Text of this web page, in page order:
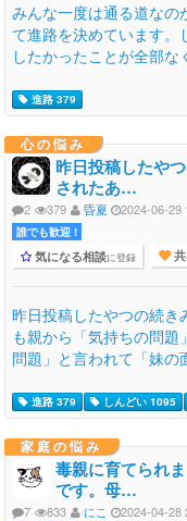
みんな一度は通る道なの
て進路を決めています
したかったことが全部
進路 379
心の悩み
昨日投稿したや
されたあ…
2 379 昏夏 2024-06-29
誰でも歓迎 !
気になる相談に登録 共
昨日投稿したやつの続き
も親から「気持ちの問
問題」と言われて「妹
進路 379 しんどい 1095
家庭の悩み
毒親に育てられ
です。母…
7 833 にこ 2024-04-28